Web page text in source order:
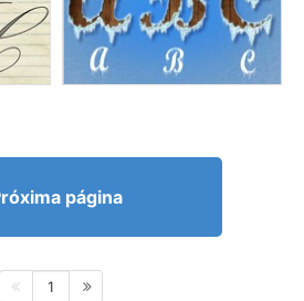
página
1